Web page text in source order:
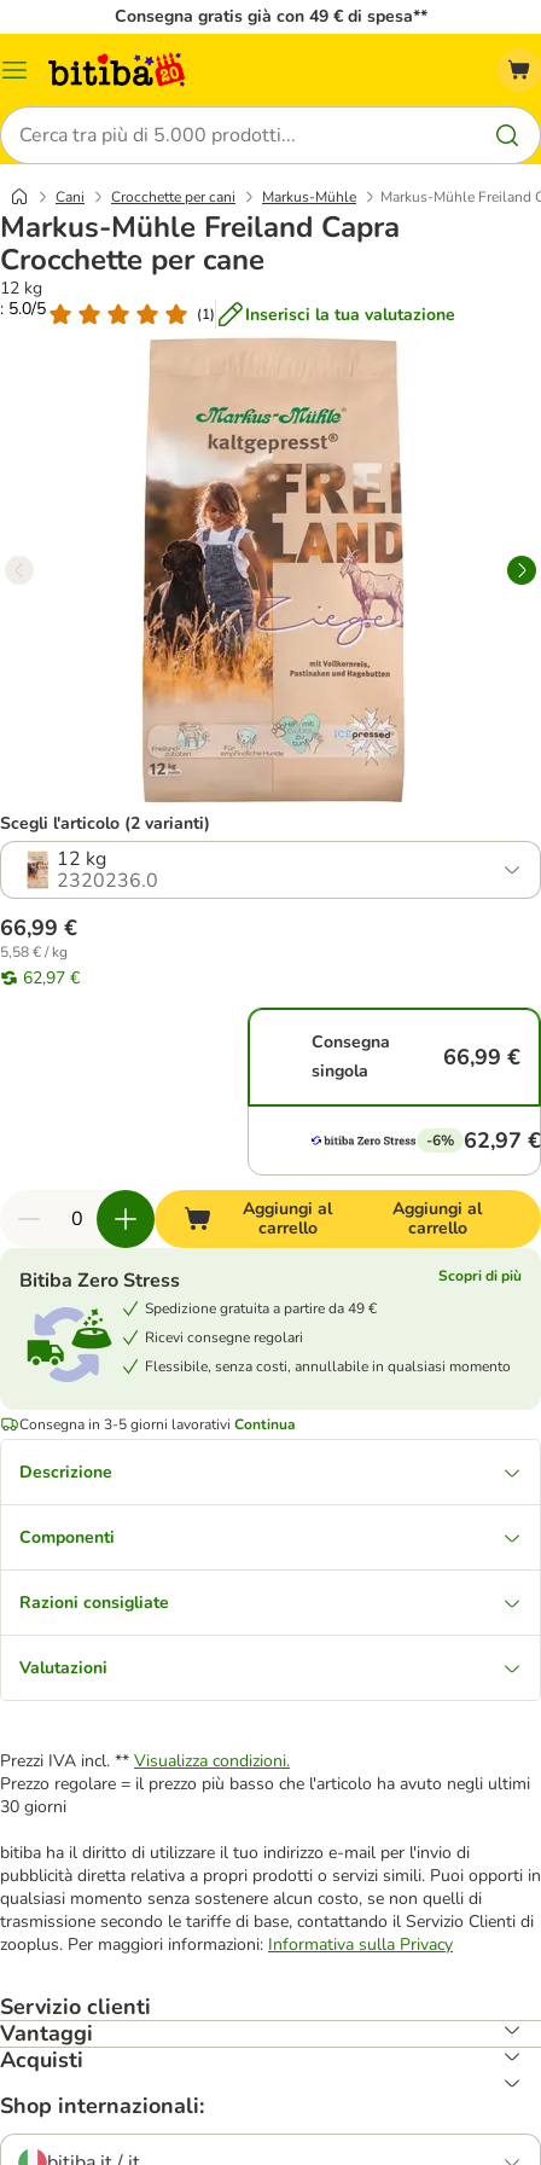
Consegna gratis già con 49 € di spesa**
Overview
Cerca
Cani Crocchette per cani Markus-Mühle Markus-Mühle Freiland
Markus-Mühle Freiland Capra
Crocchette per cane
12 kg
: 5.0/5
(1) Inserisci la tua valutazione
Scegli l'articolo (2 varianti)
12 kg
2320236.0
66,99 €
5,58 € / kg
62,97 €
Consegna
singola
66,99 €
-6% 62,97 €
Aggiungi al
carrello
Aggiungi al
carrello
Bitiba Zero Stress
Scopri di più
Spedizione gratuita a partire da 49 €
Ricevi consegne regolari
Flessibile, senza costi, annullabile in qualsiasi momento
Consegna in 3-5 giorni lavorativi Continua
Descrizione
Componenti
Razioni consigliate
Valutazioni
Prezzi IVA incl. ** Visualizza condizioni.
Prezzo regolare = il prezzo più basso che l'articolo ha avuto negli ultimi
30 giorni
bitiba ha il diritto di utilizzare il tuo indirizzo e-mail per l'invio di
pubblicità diretta relativa a propri prodotti o servizi simili. Puoi opporti in
qualsiasi momento senza sostenere alcun costo, se non quelli di
trasmissione secondo le tariffe di base, contattando il Servizio Clienti di
zooplus. Per maggiori informazioni: Informativa sulla Privacy
Servizio clienti
Vantaggi
Acquisti
Shop internazionali: